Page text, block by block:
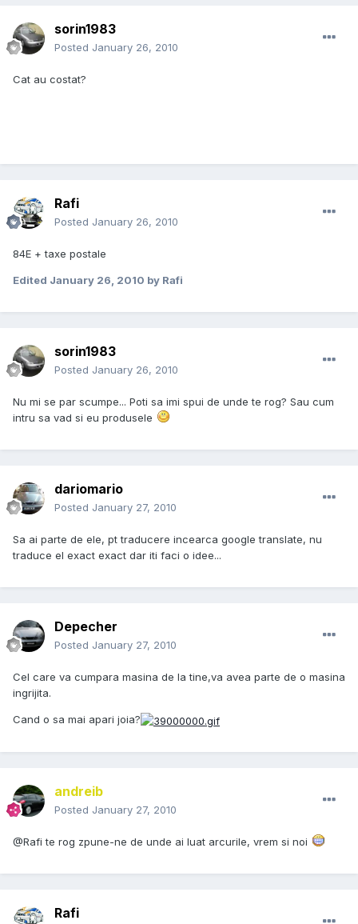
sorin1983
Posted January 26, 2010
Cat au costat?
Rafi
Posted January 26, 2010
84E + taxe postale
Edited January 26, 2010 by Rafi
sorin1983
Posted January 26, 2010
Nu mi se par scumpe... Poti sa imi spui de unde te rog? Sau cum
intru sa vad si eu produsele
dariomario
Posted January 27, 2010
Sa ai parte de ele, pt traducere incearca google translate, nu
traduce el exact exact dar iti faci o idee...
Depecher
Posted January 27, 2010
Cel care va cumpara masina de la tine,va avea parte de o masina
ingrijita.
Cand o sa mai apari joia?
andreib
Posted January 27, 2010
@Rafi te rog zpune-ne de unde ai luat arcurile, vrem si noi
Rafi